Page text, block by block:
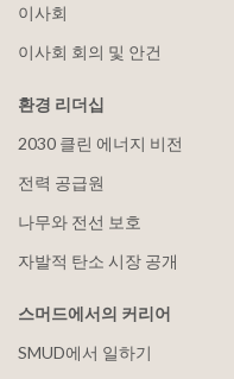
이사회
이사회 회의 및 안건
환경 리더십
2030 클린 에너지 비전
전력 공급원
나무와 전선 보호
자발적 탄소 시장 공개
스머드에서의 커리어
SMUD에서 일하기